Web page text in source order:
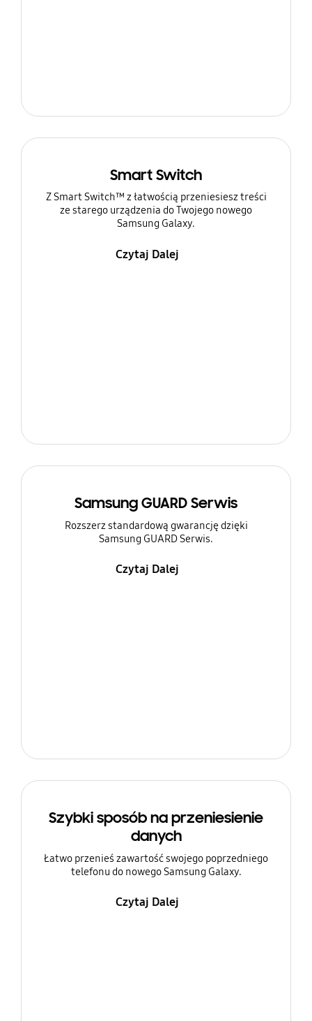
Smart Switch
Z Smart Switch™ z łatwością przeniesiesz treści
ze starego urządzenia do Twojego nowego
Samsung Galaxy.
Czytaj Dalej
Samsung GUARD Serwis
Rozszerz standardową gwarancję dzięki
Samsung GUARD Serwis.
Czytaj Dalej
Szybki sposób na przeniesienie
danych
Łatwo przenieś zawartość swojego poprzedniego
telefonu do nowego Samsung Galaxy.
Czytaj Dalej